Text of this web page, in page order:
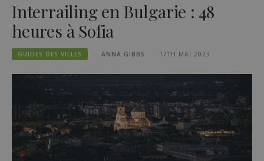
Interrailing en Bulgarie : 48
heures à Sofia
GUIDES DES VILLES ANNA GIBBS 17TH MAI 2023